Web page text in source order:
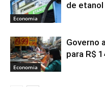
Economia
de etanol
Economia
Governo
para R$